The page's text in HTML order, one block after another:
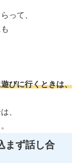
って、
びに行くときは、
、
まず話し合